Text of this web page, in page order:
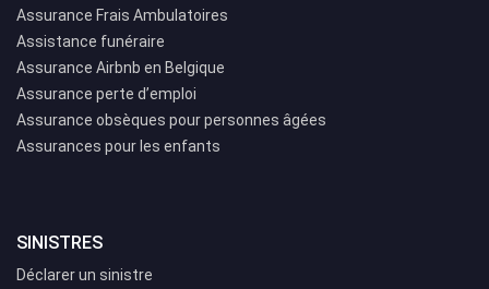
Assurance Frais Ambulatoires
Assistance funéraire
Assurance Airbnb en Belgique
Assurance perte d’emploi
Assurance obsèques pour personnes âgées
Assurances pour les enfants
SINISTRES
Déclarer un sinistre